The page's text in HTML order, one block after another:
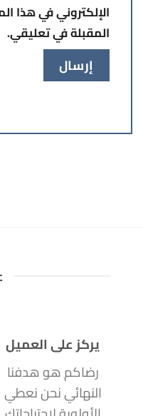
الإلكتروني في هذا
المقبلة في تعليقي.
يركز على العميل
رضاكم هو هدفنا
النهائي نحن نعطي